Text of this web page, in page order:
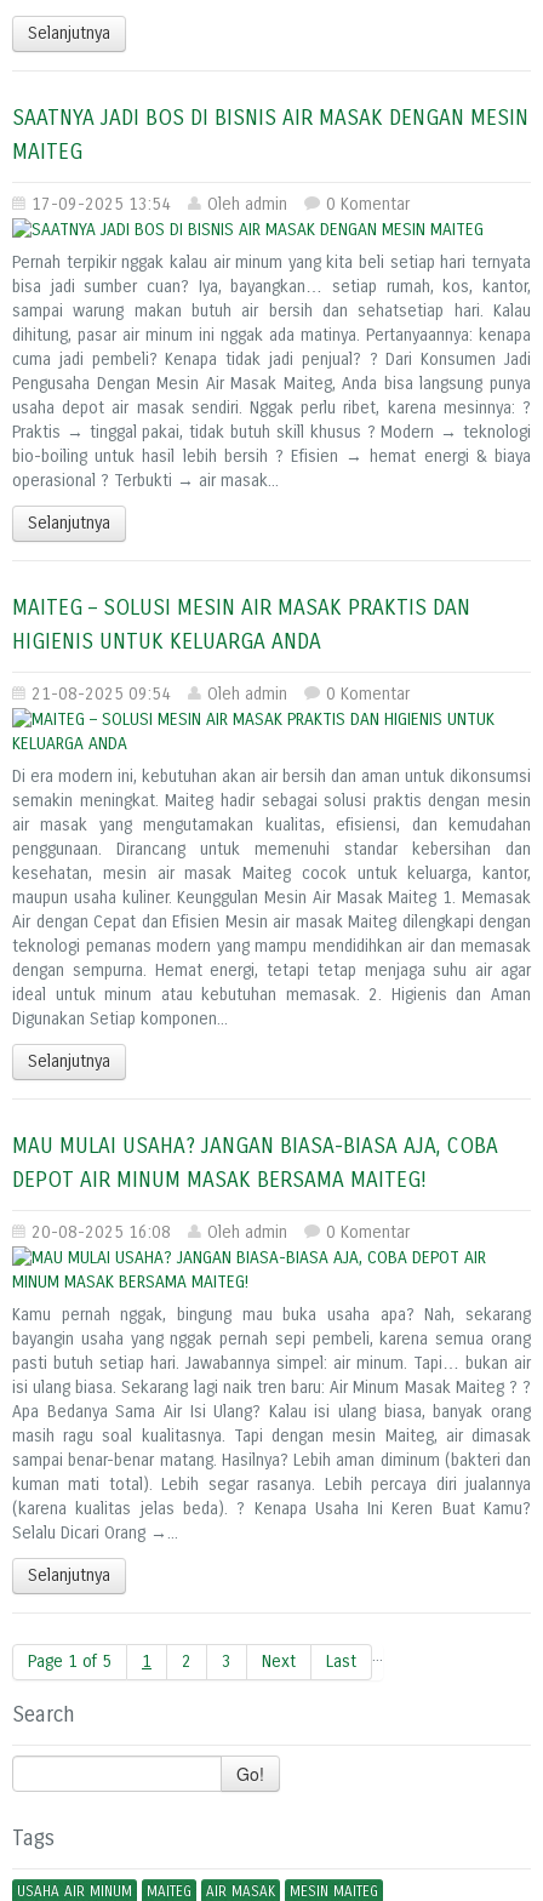
Selanjutnya
SAATNYA JADI BOS DI BISNIS AIR MASAK DENGAN MESIN
MAITEG
17-09-2025 13:54 Oleh admin 0 Komentar
Pernah terpikir nggak kalau air minum yang kita beli setiap hari ternyata
bisa jadi sumber cuan? Iya, bayangkan… setiap rumah, kos, kantor,
sampai warung makan butuh air bersih dan sehatsetiap hari. Kalau
dihitung, pasar air minum ini nggak ada matinya. Pertanyaannya: kenapa
cuma jadi pembeli? Kenapa tidak jadi penjual? ? Dari Konsumen Jadi
Pengusaha Dengan Mesin Air Masak Maiteg, Anda bisa langsung punya
usaha depot air masak sendiri. Nggak perlu ribet, karena mesinnya: ?
Praktis → tinggal pakai, tidak butuh skill khusus ? Modern → teknologi
bio-boiling untuk hasil lebih bersih ? Efisien → hemat energi & biaya
operasional ? Terbukti → air masak...
Selanjutnya
MAITEG – SOLUSI MESIN AIR MASAK PRAKTIS DAN
HIGIENIS UNTUK KELUARGA ANDA
21-08-2025 09:54 Oleh admin 0 Komentar
Di era modern ini, kebutuhan akan air bersih dan aman untuk dikonsumsi
semakin meningkat. Maiteg hadir sebagai solusi praktis dengan mesin
air masak yang mengutamakan kualitas, efisiensi, dan kemudahan
penggunaan. Dirancang untuk memenuhi standar kebersihan dan
kesehatan, mesin air masak Maiteg cocok untuk keluarga, kantor,
maupun usaha kuliner. Keunggulan Mesin Air Masak Maiteg 1. Memasak
Air dengan Cepat dan Efisien Mesin air masak Maiteg dilengkapi dengan
teknologi pemanas modern yang mampu mendidihkan air dan memasak
dengan sempurna. Hemat energi, tetapi tetap menjaga suhu air agar
ideal untuk minum atau kebutuhan memasak. 2. Higienis dan Aman
Digunakan Setiap komponen...
Selanjutnya
MAU MULAI USAHA? JANGAN BIASA-BIASA AJA, COBA
DEPOT AIR MINUM MASAK BERSAMA MAITEG!
20-08-2025 16:08 Oleh admin 0 Komentar
Kamu pernah nggak, bingung mau buka usaha apa? Nah, sekarang
bayangin usaha yang nggak pernah sepi pembeli, karena semua orang
pasti butuh setiap hari. Jawabannya simpel: air minum. Tapi… bukan air
isi ulang biasa. Sekarang lagi naik tren baru: Air Minum Masak Maiteg ? ?
Apa Bedanya Sama Air Isi Ulang? Kalau isi ulang biasa, banyak orang
masih ragu soal kualitasnya. Tapi dengan mesin Maiteg, air dimasak
sampai benar-benar matang. Hasilnya? Lebih aman diminum (bakteri dan
kuman mati total). Lebih segar rasanya. Lebih percaya diri jualannya
(karena kualitas jelas beda). ? Kenapa Usaha Ini Keren Buat Kamu?
Selalu Dicari Orang →...
Selanjutnya
Page 1 of 5 1 2 3 ...
Next Last
Search
Go!
Tags
USAHA AIR MINUM MAITEG AIR MASAK MESIN MAITEG